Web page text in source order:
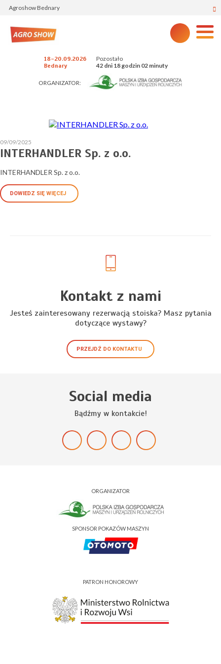
Agroshow Bednary
18-20.09.2026
Bednary
Pozostało
42 dni 18 godzin 02 minuty
ORGANIZATOR:
09/09/2025
INTERHANDLER Sp. z o.o.
INTERHANDLER Sp. z o.o.
DOWIEDZ SIĘ WIĘCEJ
Kontakt z nami
Jesteś zainteresowany rezerwacją stoiska? Masz pytania
dotyczące wystawy?
PRZEJDŹ DO KONTAKTU
Social media
Bądźmy w kontakcie!
ORGANIZATOR
SPONSOR POKAZÓW MASZYN
PATRON HONOROWY